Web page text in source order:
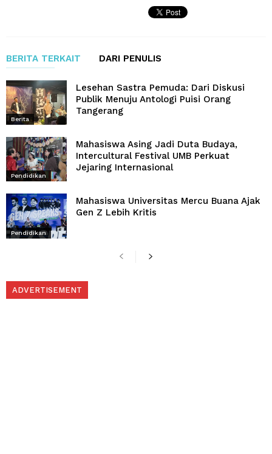
BERITA TERKAIT DARI PENULIS
Berita
Lesehan Sastra Pemuda: Dari Diskusi
Publik Menuju Antologi Puisi Orang
Tangerang
Pendidikan
Mahasiswa Asing Jadi Duta Budaya,
Intercultural Festival UMB Perkuat
Jejaring Internasional
Pendidikan
Mahasiswa Universitas Mercu Buana Ajak
Gen Z Lebih Kritis
ADVERTISEMENT